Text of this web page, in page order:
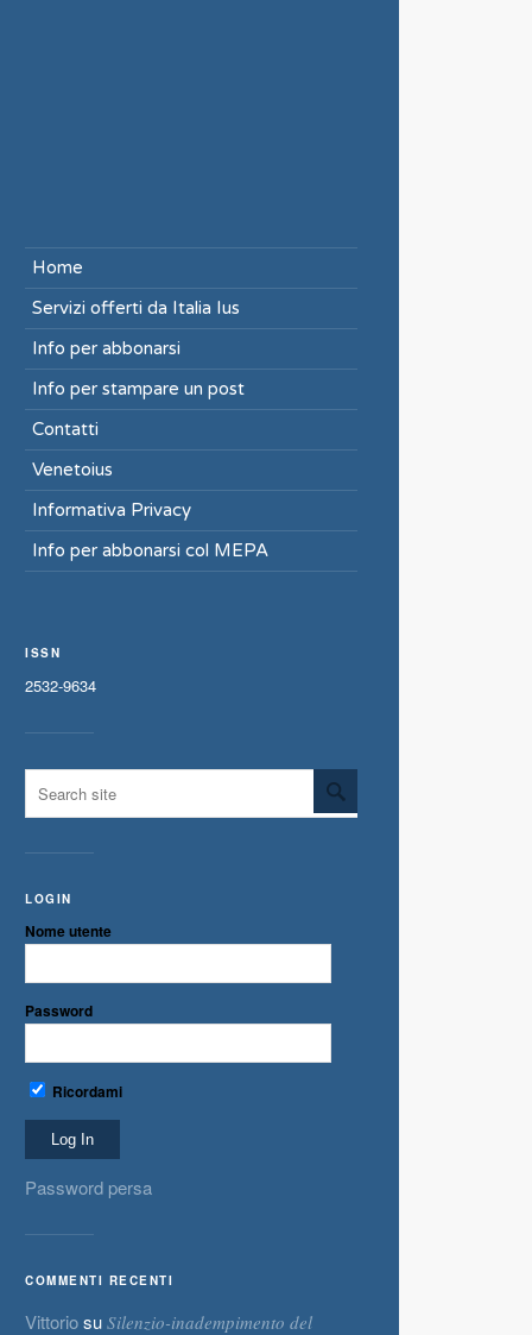
Home
Servizi offerti da Italia Ius
Info per abbonarsi
Info per stampare un post
Contatti
Venetoius
Informativa Privacy
Info per abbonarsi col MEPA
ISSN
2532-9634
LOGIN
Nome utente
Password
Ricordami
Password persa
COMMENTI RECENTI
Vittoriosu Silenzio-inadempimento del